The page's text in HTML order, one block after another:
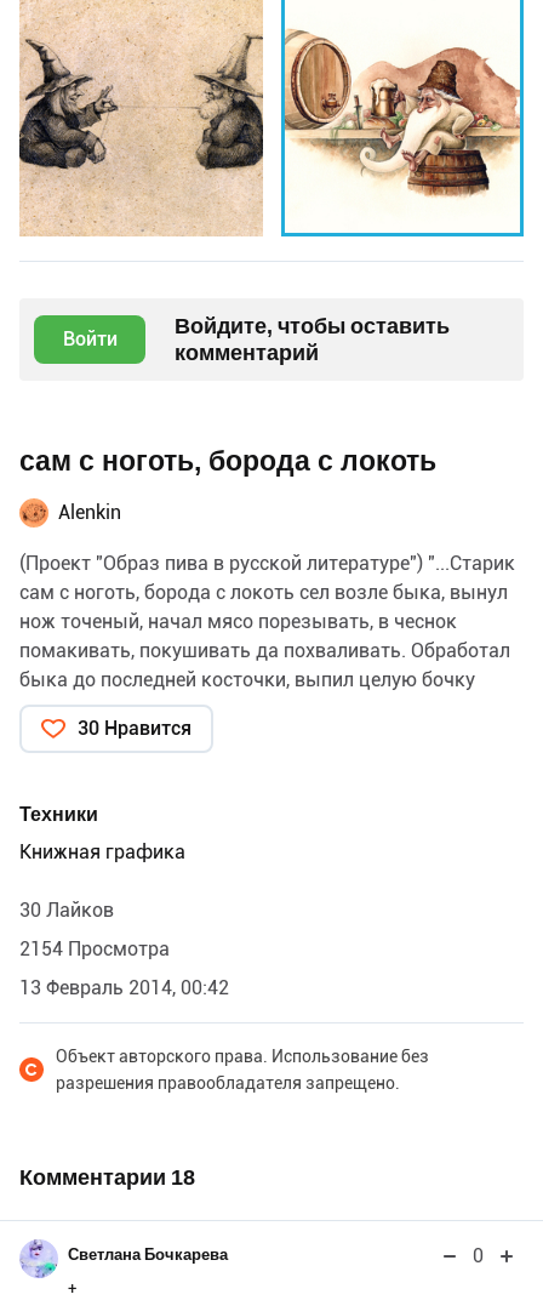
Войти
Войдите, чтобы оставить
комментарий
сам с ноготь, борода с локоть
Alenkin
(Проект "Образ пива в русской литературе") "...Старик
сам с ноготь, борода с локоть сел возле быка, вынул
нож точеный, начал мясо порезывать, в чеснок
помакивать, покушивать да похваливать. Обработал
быка до последней косточки, выпил целую бочку
пива..."
А.Н.Афанасьев "Пойди туда - не знаю куда, принеси то
30 Нравится
Техники
Книжная графика
30 Лайков
2154 Просмотра
13 Февраль 2014, 00:42
Объект авторского права. Использование без
разрешения правообладателя запрещено.
Комментарии 18
Светлана Бочкарева 0
+